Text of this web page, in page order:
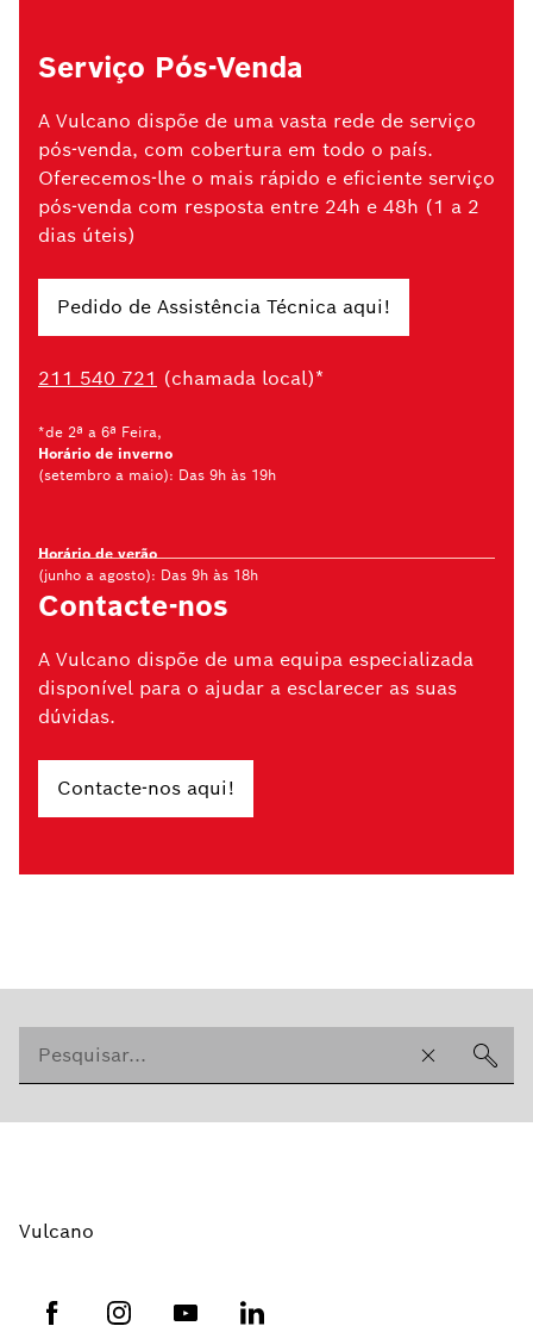
Serviço Pós-Venda
A Vulcano dispõe de uma vasta rede de serviço
pós-venda, com cobertura em todo o país.
Oferecemos-lhe o mais rápido e eficiente serviço
pós-venda com resposta entre 24h e 48h (1 a 2
dias úteis)
Pedido de Assistência Técnica aqui!
211 540 721 (chamada local)*
*de 2ª a 6ª Feira,
Horário de inverno
(setembro a maio): Das 9h às 19h
Horário de verão
(junho a agosto): Das 9h às 18h
Contacte-nos
A Vulcano dispõe de uma equipa especializada
disponível para o ajudar a esclarecer as suas
dúvidas.
Contacte-nos aqui!
Vulcano